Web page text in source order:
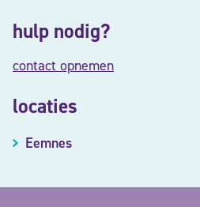
hulp nodig?
contact opnemen
locaties
Eemnes